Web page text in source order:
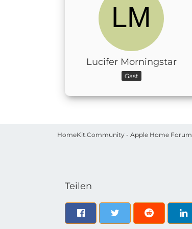
HomeKit.Community - Apple Home Forum
Lucifer Morningstar
Gast
Teilen